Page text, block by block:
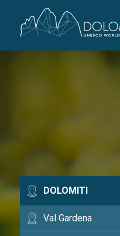
DOLOMITI
Val Gardena